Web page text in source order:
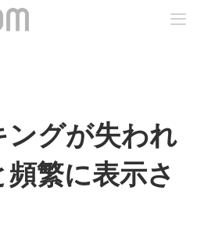
ングが失われ
頻繁に表示さ